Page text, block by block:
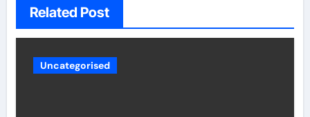
Related Post
Uncategorised